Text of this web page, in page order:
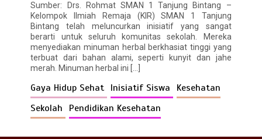
Sumber: Drs. Rohmat SMAN 1 Tanjung Bintang –
Kelompok Ilmiah Remaja (KIR) SMAN 1 Tanjung
Bintang telah meluncurkan inisiatif yang sangat
berarti untuk seluruh komunitas sekolah. Mereka
menyediakan minuman herbal berkhasiat tinggi yang
terbuat dari bahan alami, seperti kunyit dan jahe
merah. Minuman herbal ini […]
Gaya Hidup Sehat Inisiatif Siswa
Kesehatan
Sekolah
Pendidikan Kesehatan
Bina Karakter di Hari Pertama Masuk
Sekolah
0 2 min
SMAN 1 Tanjung Bintang Menjadi Tuan